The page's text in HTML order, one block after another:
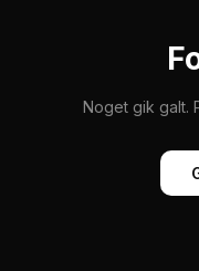
Noget gik galt.